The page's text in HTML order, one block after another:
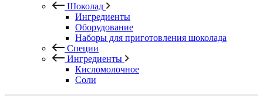
Шоколад
Ингредиенты
Оборудование
Наборы для приготовления шоколада
Специи
Ингредиенты
Кисломолочное
Соли